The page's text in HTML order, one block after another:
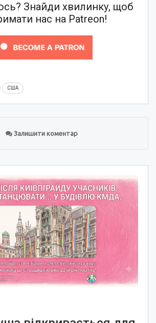
Знайди хвилинку, щоб
нас на Patreon!
США
Залишити коментар